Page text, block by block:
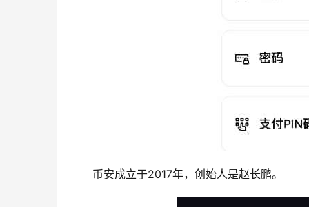
币安成立于2017年，创始人是赵长鹏。